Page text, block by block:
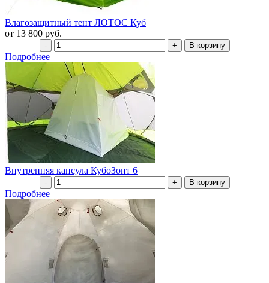
Влагозащитный тент ЛОТОС Куб
от 13 800 руб.
Подробнее
Внутренняя капсула КубоЗонт 6
Подробнее